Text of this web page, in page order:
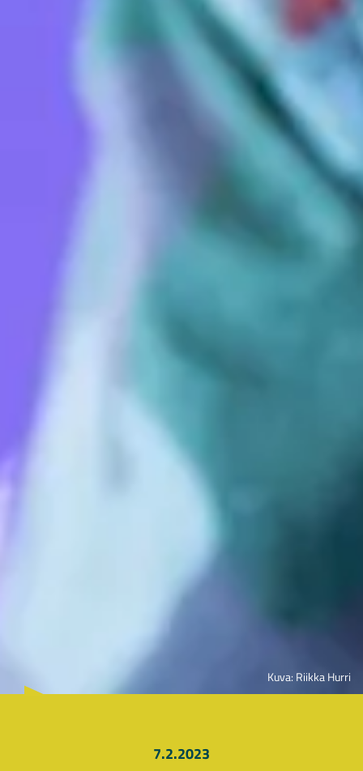
Kuva: Riikka Hurri
7.2.2023